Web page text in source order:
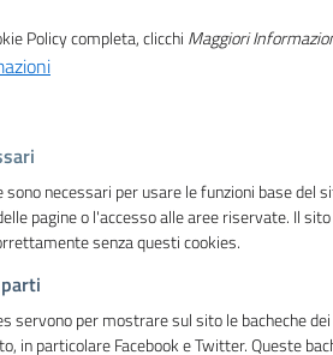
Policy completa, clicchi Maggiori
sono necessari per usare le funzioni base del
pagine o l'accesso alle aree riservate. Il
senza questi cookies.
servono per mostrare sul sito le bacheche
in particolare Facebook e Twitter. Queste